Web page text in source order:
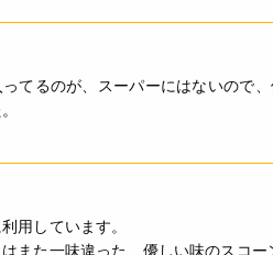
てるのが、スーパーにはないので
用しています。
また一味違った、優しい味のスコー